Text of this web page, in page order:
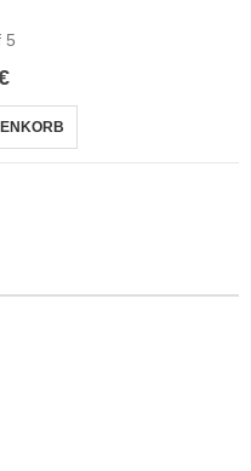
5